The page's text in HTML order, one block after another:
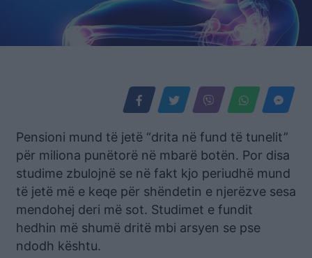
Pensioni mund të jetë “drita në fund të tunelit”
për miliona punëtorë në mbarë botën. Por disa
studime zbulojnë se në fakt kjo periudhë mund
të jetë më e keqe për shëndetin e njerëzve sesa
mendohej deri më sot. Studimet e fundit
hedhin më shumë dritë mbi arsyen se pse
ndodh kështu.